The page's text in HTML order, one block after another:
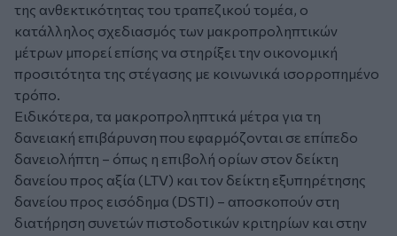
της ανθεκτικότητας του τραπεζικού τομέα, ο
κατάλληλος σχεδιασμός των μακροπροληπτικών
μέτρων μπορεί επίσης να στηρίξει την οικονομική
προσιτότητα της στέγασης με κοινωνικά ισορροπημένο
τρόπο.
Ειδικότερα, τα μακροπροληπτικά μέτρα για τη
δανειακή επιβάρυνση που εφαρμόζονται σε επίπεδο
δανειολήπτη – όπως η επιβολή ορίων στον δείκτη
δανείου προς αξία (LTV) και τον δείκτη εξυπηρέτησης
δανείου προς εισόδημα (DSTI) – αποσκοπούν στη
διατήρηση συνετών πιστοδοτικών κριτηρίων και στην